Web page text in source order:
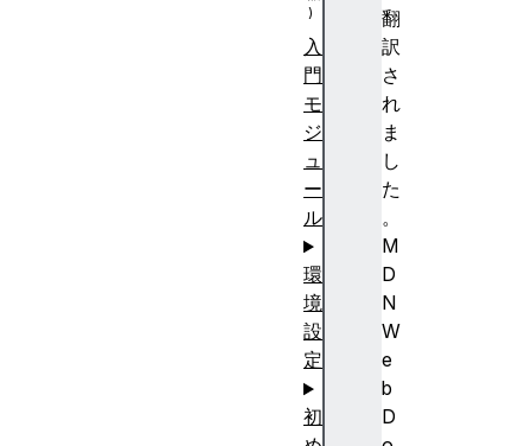
翻
訳
さ
れ
ま
し
た
。
M
D
N
W
e
b
D
入
門
モ
ジ
ュ
ー
ル
環
境
設
定
初